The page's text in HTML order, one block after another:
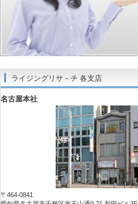
ライジングリサ－チ 各支店
名古屋本社
〒464-0841